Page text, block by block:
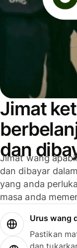
Jimat
dan
Jimat wang
dan dibayar
yang anda
masa anda
Urus wang
Pastikan